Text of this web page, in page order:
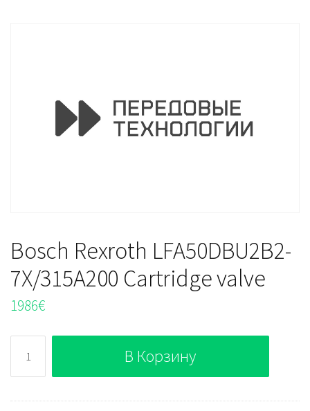
Bosch Rexroth LFA50DBU2B2-
7X/315A200 Cartridge valve
1986€
Bosch
Rexroth
LFA50DBU2B2-
В Корзину